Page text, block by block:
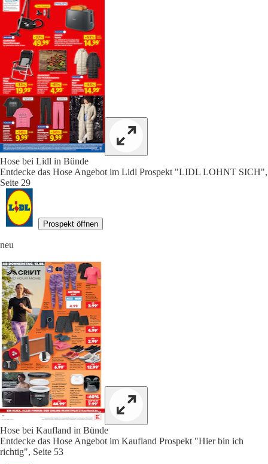
Hose bei Lidl in Bünde
Entdecke das Hose Angebot im Lidl Prospekt "LIDL LOHNT SICH",
Seite 29
Prospekt öffnen
neu
Hose bei Kaufland in Bünde
Entdecke das Hose Angebot im Kaufland Prospekt "Hier bin ich
richtig", Seite 53